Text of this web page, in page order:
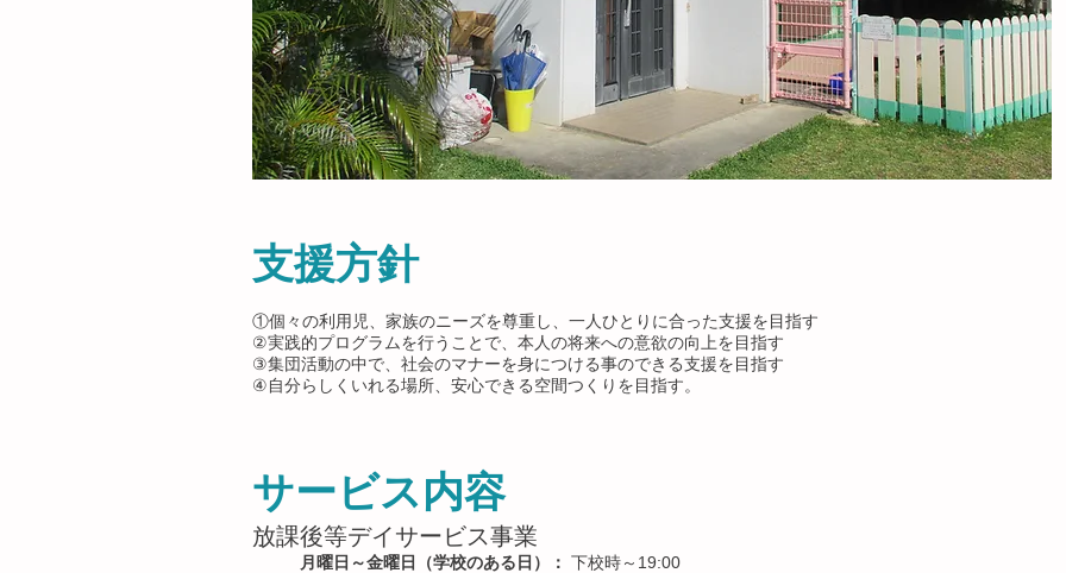
支援方針
①個々の利用児、家族のニーズを尊重し、一人ひとりに合った支援を目指す
②実践的プログラムを行うことで、本人の将来への意欲の向上を目指す
③集団活動の中で、社会のマナーを身につける事のできる支援を目指す
④自分らしくいれる場所、安心できる空間つくりを目指す。
サービス内容
​放課後等デイサービス事業
月曜日～金曜日（学校のある日）： 下校時～19:00